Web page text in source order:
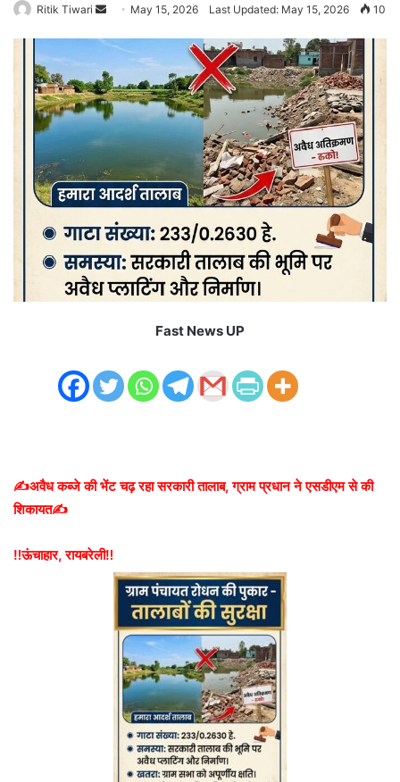
Ritik Tiwari
Send
email
May 15, 2026 Last Updated: May 15, 2026 10
Fast News UP
✍️अवैध कब्जे की भेंट चढ़ रहा सरकारी तालाब, ग्राम प्रधान ने एसडीएम से की
शिकायत✍️
‼️ऊंचाहार, रायबरेली‼️